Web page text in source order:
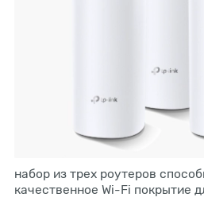
набор из трех роутеров
качественное Wi-Fi покрытие